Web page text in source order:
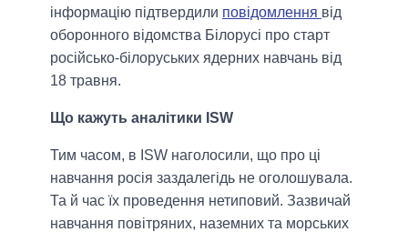
інформацію підтвердили повідомлення від
оборонного відомства Білорусі про старт
російсько-білоруських ядерних навчань від
18 травня.
Що кажуть аналітики ISW
Тим часом, в ISW наголосили, що про ці
навчання росія заздалегідь не оголошувала.
Та й час їх проведення нетиповий. Зазвичай
навчання повітряних, наземних та морських